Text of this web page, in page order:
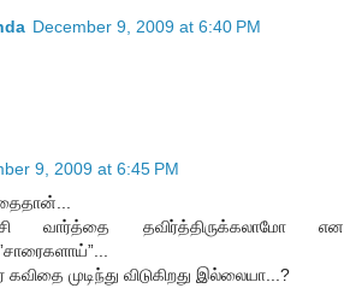
December 9, 2009 at 6:40 PM
9, 2009 at 6:45 PM
வார்த்தை தவிர்த்திருக்கலாமோ என
முடிந்து விடுகிறது இல்லையா...?